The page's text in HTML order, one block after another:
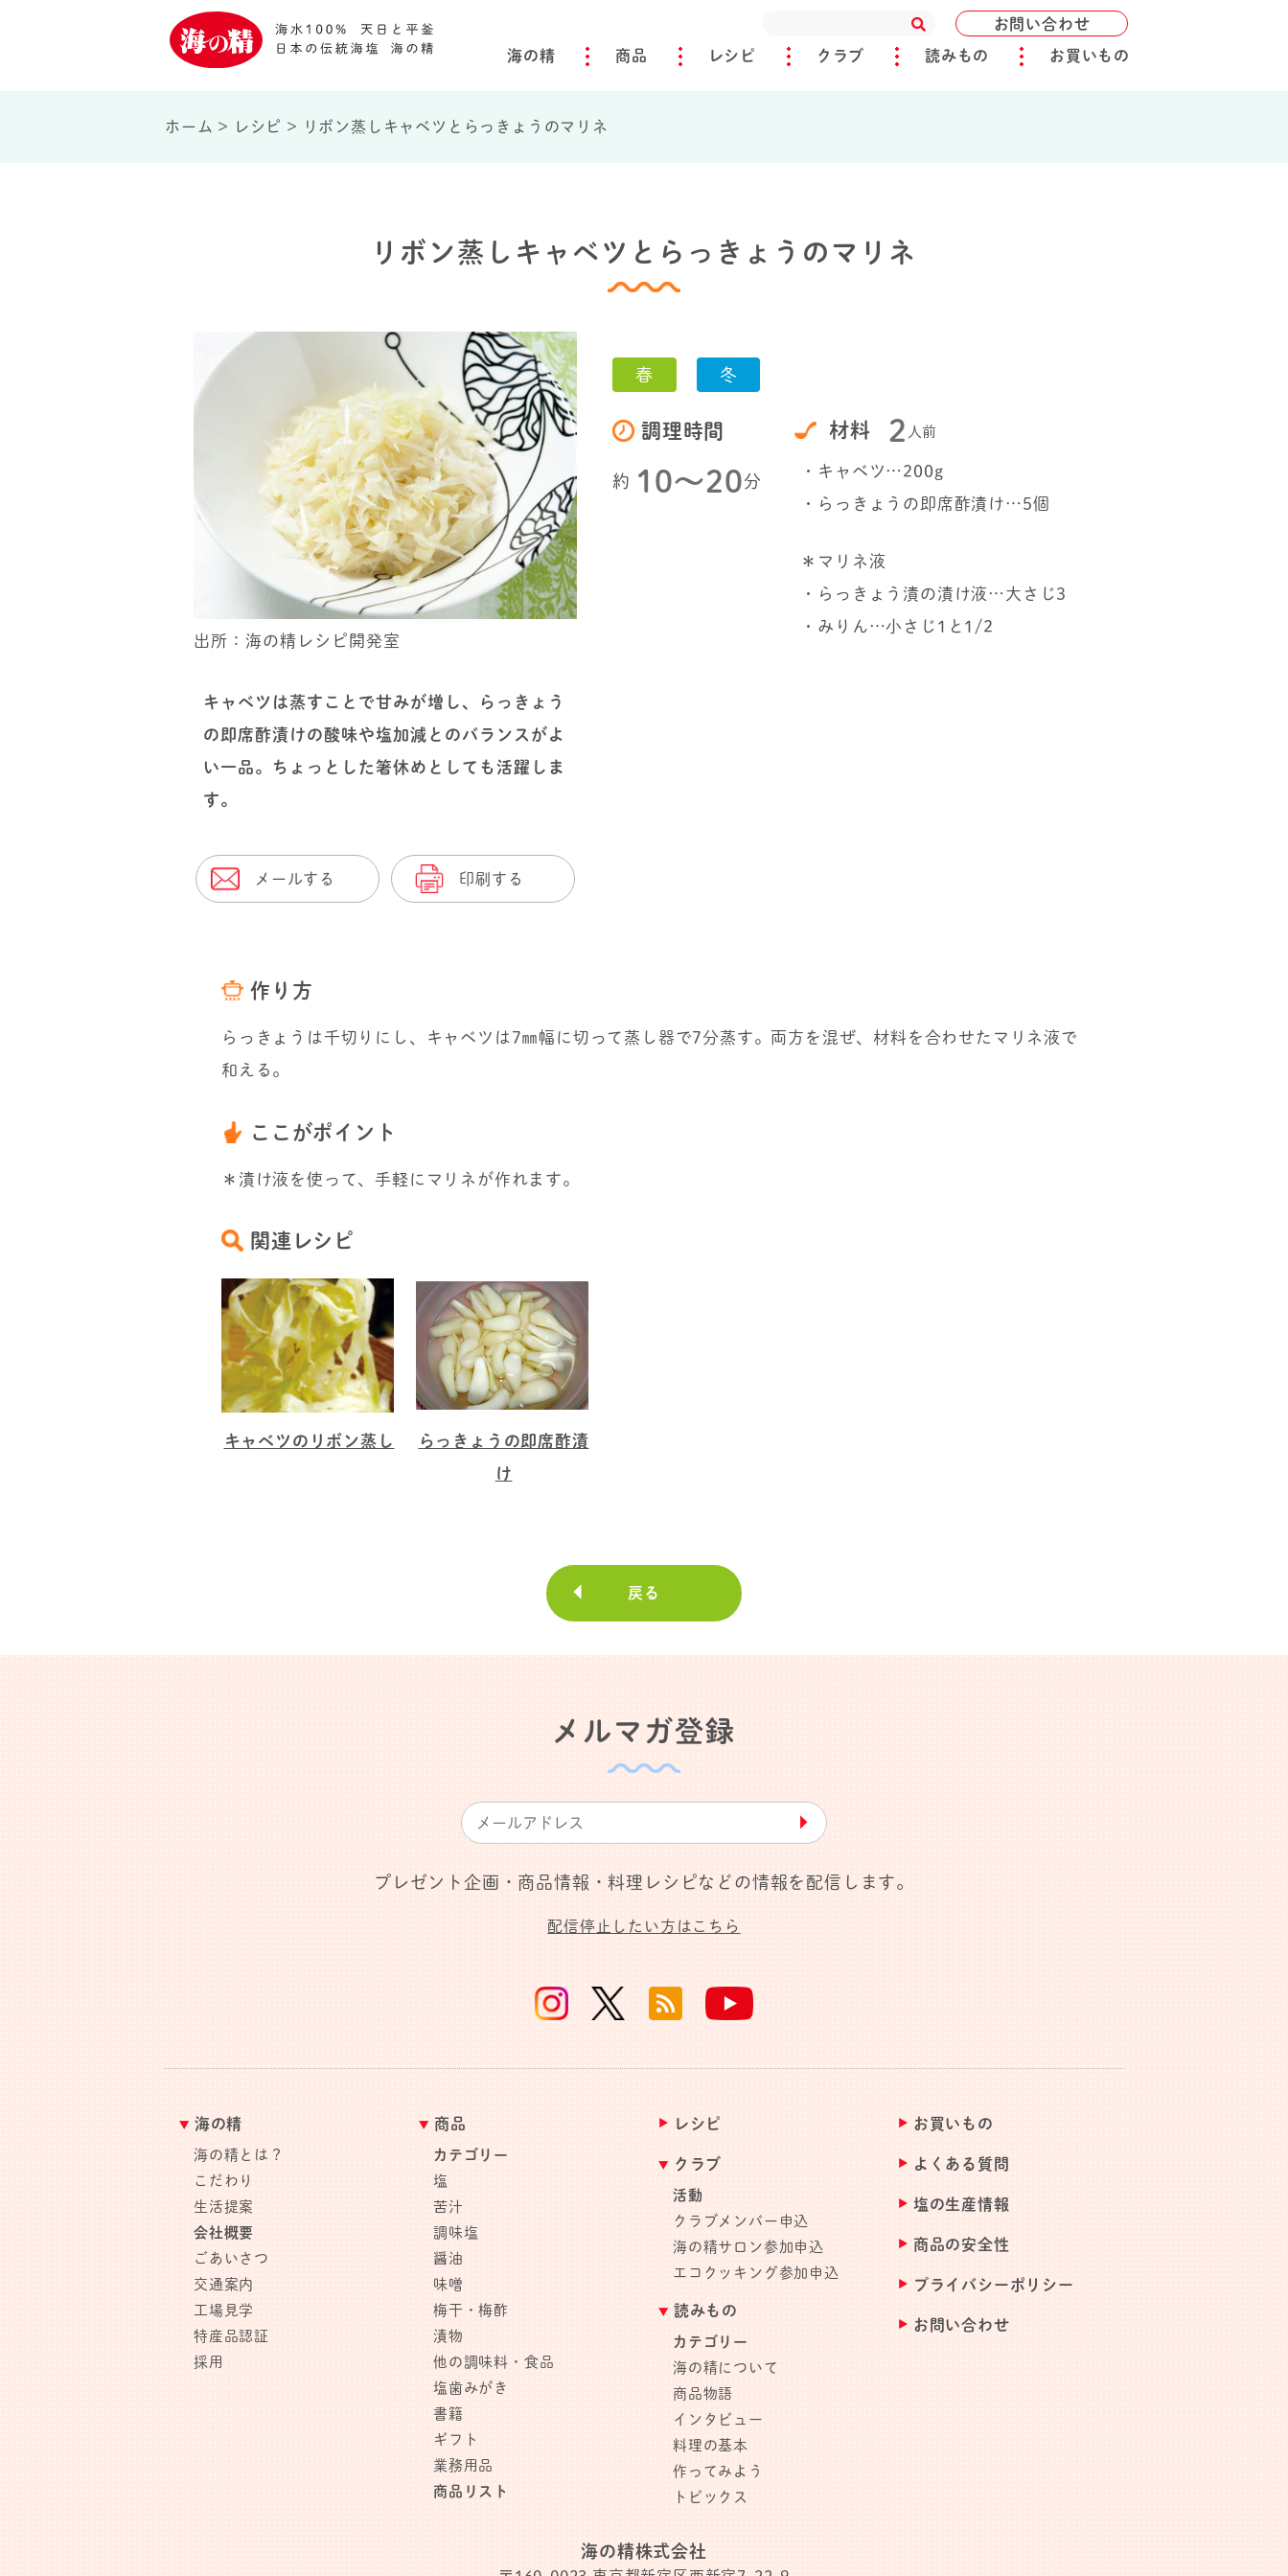
お問い合わせ
海の精 商品 レシピ クラブ 読みもの お買いもの
ホーム > レシピ > リボン蒸しキャベツとらっきょうのマリネ
リボン蒸しキャベツとらっきょうのマリネ
出所：海の精レシピ開発室
キャベツは蒸すことで甘みが増し、らっきょう
の即席酢漬けの酸味や塩加減とのバランスがよ
い一品。ちょっとした箸休めとしても活躍しま
す。
メールする 印刷する
春 冬
調理時間
約 10〜20分
材料 2 人前
・キャベツ…200g
・らっきょうの即席酢漬け…5個
＊マリネ液
・らっきょう漬の漬け液…大さじ3
・みりん…小さじ1と1/2
作り方
らっきょうは千切りにし、キャベツは7㎜幅に切って蒸し器で7分蒸す。両方を混ぜ、材料を合わせたマリネ液で
和える。
ここがポイント
＊漬け液を使って、手軽にマリネが作れます。
関連レシピ
キャベツのリボン蒸し
らっきょうの即席酢漬
け
戻る
メルマガ登録
▶︎
プレゼント企画・商品情報・料理レシピなどの情報を配信します。
配信停止したい方はこちら
海の精
海の精とは？
こだわり
生活提案
会社概要
ごあいさつ
交通案内
工場見学
特産品認証
採用
商品
カテゴリー
塩
苦汁
調味塩
醤油
味噌
梅干・梅酢
漬物
他の調味料・食品
塩歯みがき
書籍
ギフト
業務用品
商品リスト
レシピ
クラブ
活動
クラブメンバー申込
海の精サロン参加申込
エコクッキング参加申込
読みもの
カテゴリー
海の精について
商品物語
インタビュー
料理の基本
作ってみよう
トピックス
お買いもの
よくある質問
塩の生産情報
商品の安全性
プライバシーポリシー
お問い合わせ
海の精株式会社